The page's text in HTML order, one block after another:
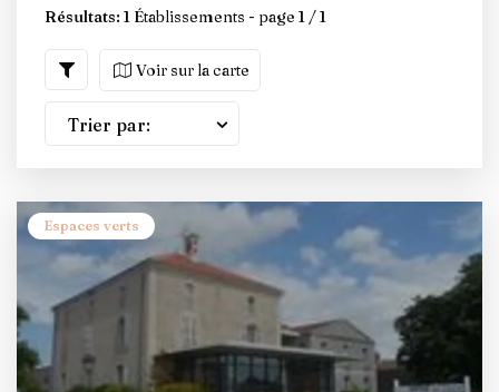
Résultats: 1 Établissements - page 1 / 1
Voir sur la carte
Trier par:
Espaces verts